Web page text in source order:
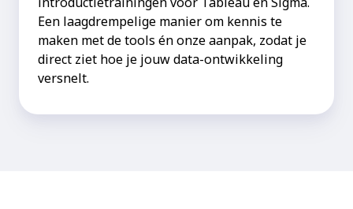
Een laagdrempelige manier om kennis te
maken met de tools én onze aanpak, zodat je
direct ziet hoe je jouw data-ontwikkeling
versnelt.